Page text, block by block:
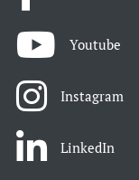
Youtube
Instagram
LinkedIn